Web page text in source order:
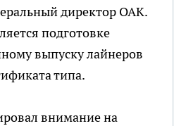
директор ОАК.
подготовке
выпуску лайнеров
типа.
внимание на